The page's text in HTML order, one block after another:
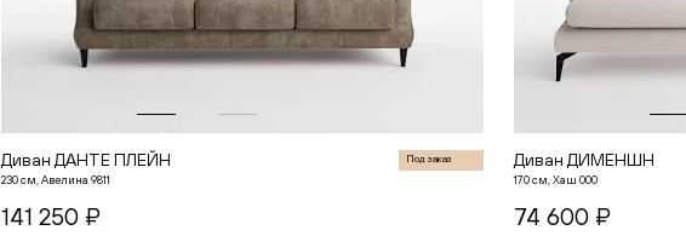
от
Диван ДАНТЕ ПЛЕЙН Под заказ
230 см, Авелина 9811
141 250 ₽
Диван ДИМЕНШН
170 см, Хаш 000
74 600 ₽